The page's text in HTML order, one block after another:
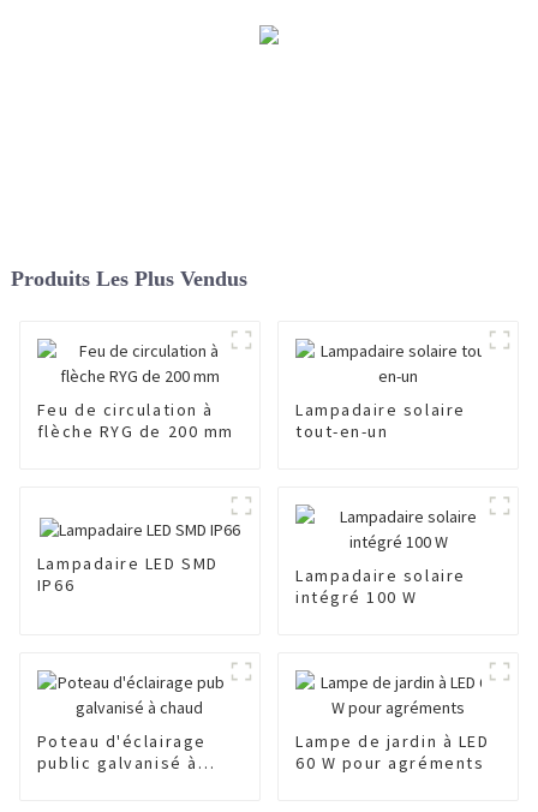
Produits Les Plus Vendus
Feu de circulation à
flèche RYG de 200 mm
Lampadaire solaire
tout-en-un
Lampadaire LED SMD
IP66
Lampadaire solaire
intégré 100 W
Poteau d'éclairage
public galvanisé à
Lampe de jardin à LED
60 W pour agréments